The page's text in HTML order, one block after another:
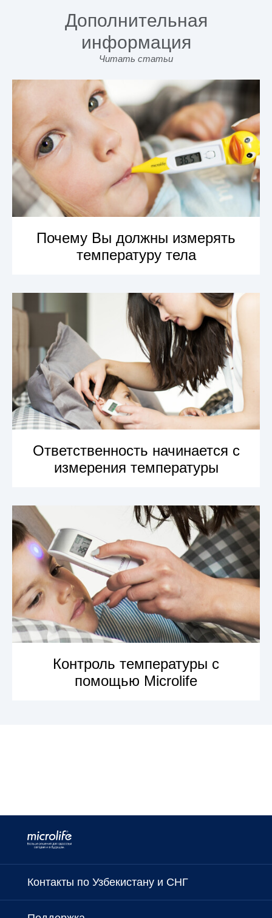
Дополнительная
информация
Читать статьи
Почему Вы должны измерять
температуру тела
УЗНАТЬ БОЛЬШЕ
Ответственность начинается с
измерения температуры
Контроль температуры с
помощью Microlife
УЗНАТЬ БОЛЬШЕ
Контакты по Узбекистану и СНГ